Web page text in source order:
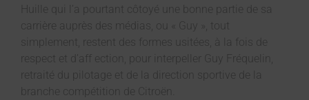
Huille qui l’a pourtant côtoyé une bonne partie de sa
carrière auprès des médias, ou « Guy », tout
simplement, restent des formes usitées, à la fois de
respect et d’aff ection, pour interpeller Guy Fréquelin,
retraité du pilotage et de la direction sportive de la
branche compétition de Citroën.